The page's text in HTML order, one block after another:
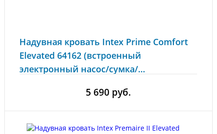
Надувная кровать Intex Prime Comfort
Elevated 64162 (встроенный
электронный насос/сумка/
5 690 руб.